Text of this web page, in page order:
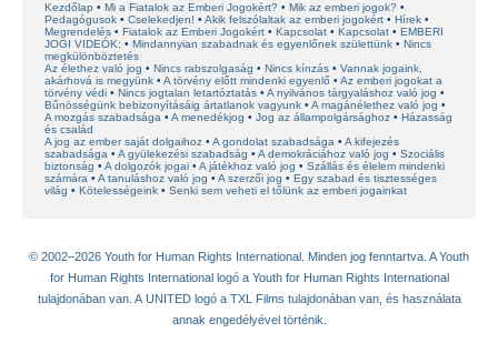
Kezdőlap Mi a Fiatalok az Emberi Jogokért?
Mik az emberi jogok?
Pedagógusok
Cselekedjen! Akik felszólaltak az emberi jogokért
Hírek
Megrendelés
Fiatalok az Emberi Jogokért Kapcsolat Kapcsolat
EMBERI
JOGI VIDEÓK:
Mindannyian szabadnak és egyenlőnek születtünk
Nincs
megkülönböztetés
Az élethez való jog
Nincs rabszolgaság Nincs kínzás
Vannak jogaink,
akárhová is megyünk
A törvény előtt mindenki egyenlő
Az emberi jogokat a
törvény védi
Nincs jogtalan letartóztatás
A nyilvános tárgyaláshoz való jog
Bűnösségünk bebizonyításáig ártatlanok vagyunk
A magánélethez való jog
A mozgás szabadsága
A menedékjog Jog az állampolgársághoz
Házasság
és család
A jog az ember saját dolgaihoz
A gondolat szabadsága
A kifejezés
szabadsága
A gyülekezési szabadság A demokráciához való jog
Szociális
biztonság
A dolgozók jogai A játékhoz való jog
Szállás és élelem mindenki
számára
A tanuláshoz való jog A szerzői jog
Egy szabad és tisztességes
világ
Kötelességeink Senki sem veheti el tőlünk az emberi jogainkat
© 2002–2026 Youth for Human Rights International. Minden jog fenntartva. A Youth
for Human Rights International logó a Youth for Human Rights International
tulajdonában van. A UNITED logó a TXL Films tulajdonában van, és használata
annak engedélyével történik.